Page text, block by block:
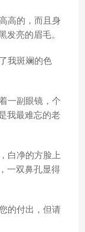
高的，而且身
发亮的眉毛。
我斑斓的色
一副眼镜，个
我最难忘的老
白净的方脸上
一双鼻孔显得
的付出，但请